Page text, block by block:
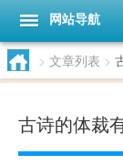
网站导航
> 文章列表 >
古诗的体裁